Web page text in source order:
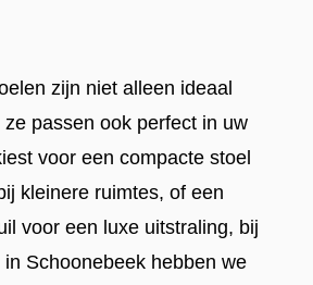
zijn niet alleen ideaal
passen ook perfect in uw
voor een compacte stoel
kleinere ruimtes, of een
voor een luxe uitstraling, bij
Schoonebeek hebben we